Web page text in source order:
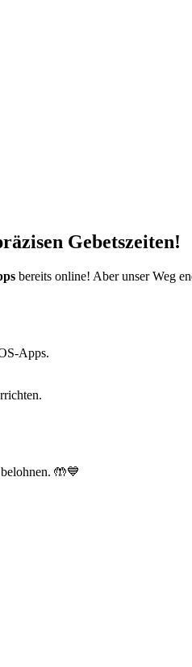
Gebetszeiten!
bereits online! Aber unser Weg
Apps.
🤲💙